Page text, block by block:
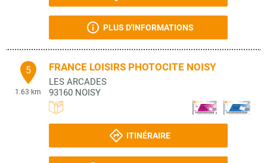
PLUS D'INFORMATIONS
5
1.63 km
FRANCE LOISIRS PHOTOCITE NOISY
LES ARCADES
93160 NOISY
ITINÉRAIRE